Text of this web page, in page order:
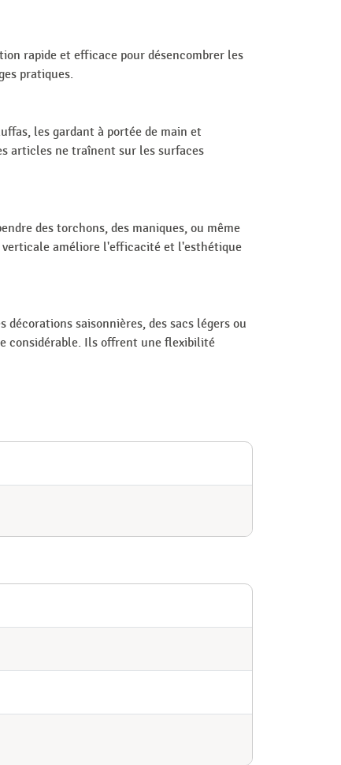
rapide et efficace pour désencombrer les
pratiques.
les gardant à portée de main et
articles ne traînent sur les surfaces
des torchons, des maniques, ou même
verticale améliore l'efficacité et l'esthétique
saisonnières, des sacs légers ou
considérable. Ils offrent une flexibilité